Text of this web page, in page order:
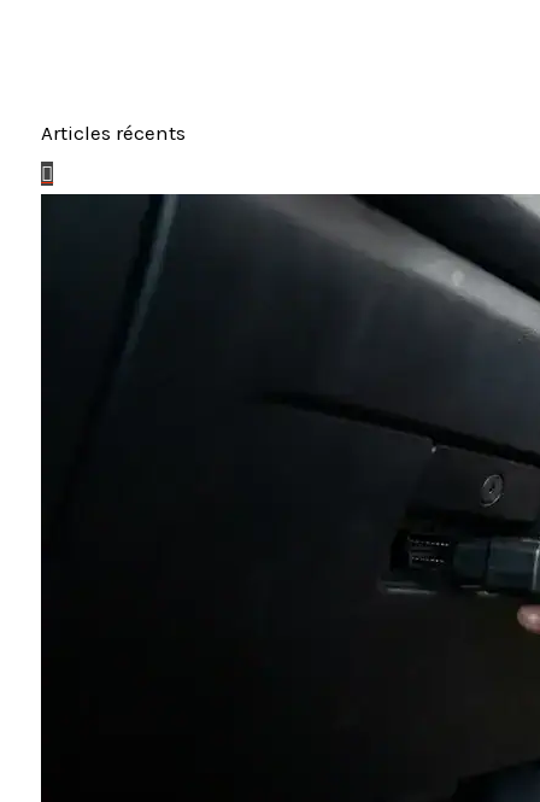
Articles récents